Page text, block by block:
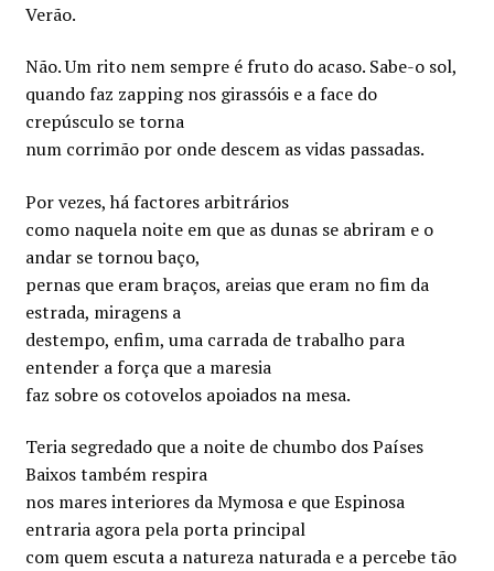
Verão.
Não. Um rito nem sempre é fruto do acaso. Sabe-o sol,
quando faz zapping nos girassóis e a face do
crepúsculo se torna
num corrimão por onde descem as vidas passadas.
Por vezes, há factores arbitrários
como naquela noite em que as dunas se abriram e o
andar se tornou baço,
pernas que eram braços, areias que eram no fim da
estrada, miragens a
destempo, enfim, uma carrada de trabalho para
entender a força que a maresia
faz sobre os cotovelos apoiados na mesa.
Teria segredado que a noite de chumbo dos Países
Baixos também respira
nos mares interiores da Mymosa e que Espinosa
entraria agora pela porta principal
com quem escuta a natureza naturada e a percebe tão